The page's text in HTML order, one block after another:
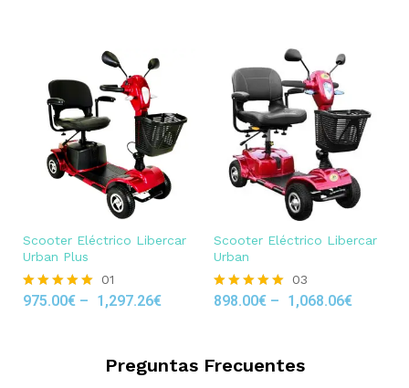
Scooter Eléctrico Libercar
Urban Plus
Rated
01
975.00€ – 1,297.26€
Scooter Eléctrico Libercar
Urban
Rated
03
898.00€ – 1,068.06€
Preguntas Frecuentes